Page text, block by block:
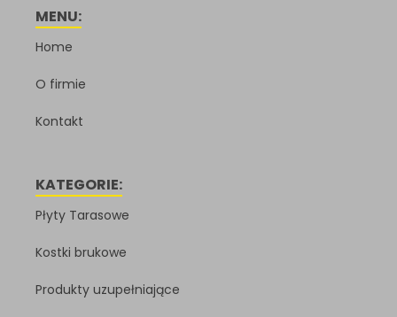
MENU:
Home
O firmie
Kontakt
KATEGORIE:
Płyty Tarasowe
Kostki brukowe
Produkty uzupełniające